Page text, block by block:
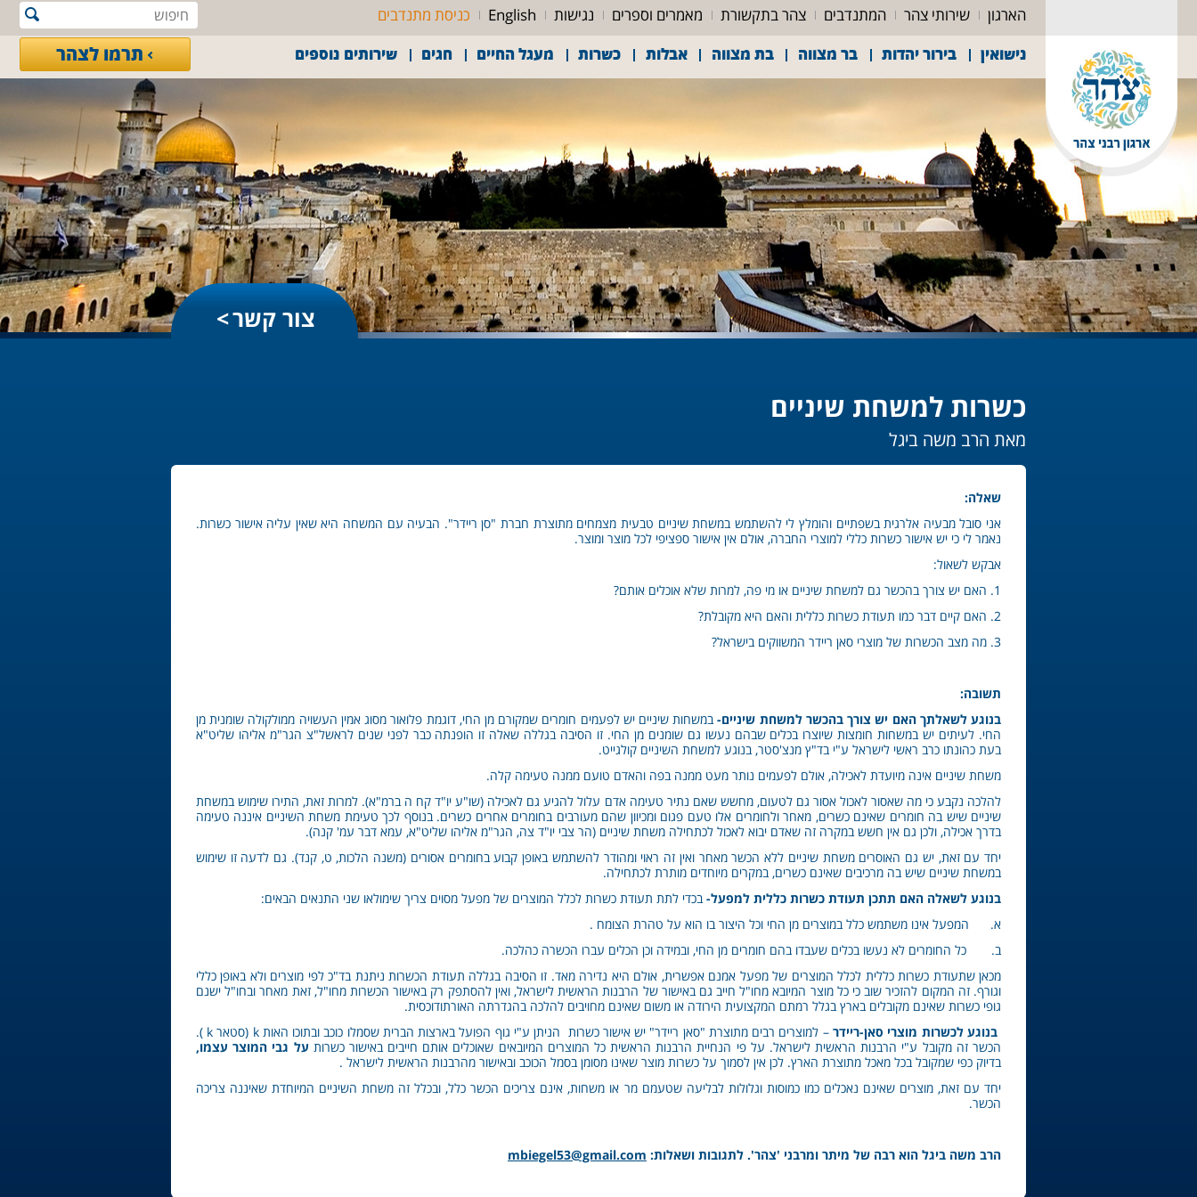
הארגון שירותי צהר המתנדבים צהר בתקשורת מאמרים וספרים נגישות English
כניסת מתנדבים
נישואין
בירור יהדות בר מצווה בת מצווה אבלות כשרות מעגל החיים חגים שירותים נוספים תרמו לצהר
צור קשר
כשרות למשחת שיניים
מאת הרב משה ביגל
שאלה:
אני סובל מבעיה אלרגית בשפתיים והומלץ לי להשתמש במשחת שיניים טבעית מצמחים מתוצרת חברת "סן ריידר". הבעיה עם המשחה היא שאין עליה אישור כשרות.
נאמר לי כי יש אישור כשרות כללי למוצרי החברה, אולם אין אישור ספציפי לכל מוצר ומוצר.
אבקש לשאול:
1. האם יש צורך בהכשר גם למשחת שיניים או מי פה, למרות שלא אוכלים אותם?
2. האם קיים דבר כמו תעודת כשרות כללית והאם היא מקובלת?
3. מה מצב הכשרות של מוצרי סאן ריידר המשווקים בישראל?
תשובה:
בנוגע לשאלתך האם יש צורך בהכשר למשחת שיניים-במשחות שיניים יש לפעמים חומרים שמקורם מן החי, דוגמת פלואור מסוג אמין העשויה ממולקולה שומנית מן
החי. לעיתים יש במשחות חומצות שיוצרו בכלים שבהם נעשו גם שומנים מן החי. זו הסיבה בגללה שאלה זו הופנתה כבר לפני שנים לראשל"צ הגר"מ אליהו שליט"א
בעת כהונתו כרב ראשי לישראל ע"י בד"ץ מנצ'סטר, בנוגע למשחת השיניים קולגייט.
משחת שיניים אינה מיועדת לאכילה, אולם לפעמים נותר מעט ממנה בפה והאדם טועם ממנה טעימה קלה.
להלכה נקבע כי מה שאסור לאכול אסור גם לטעום, מחשש שאם נתיר טעימה אדם עלול להגיע גם לאכילה (שו"ע יו"ד קח ה ברמ"א). למרות זאת, התירו שימוש במשחת
שיניים שיש בה חומרים שאינם כשרים, מאחר ולחומרים אלו טעם פגום ומכיוון שהם מעורבים בחומרים אחרים כשרים. בנוסף לכך טעימת משחת השיניים איננה טעימה
בדרך אכילה, ולכן גם אין חשש במקרה זה שאדם יבוא לאכול לכתחילה משחת שיניים (הר צבי יו"ד צה, הגר"מ אליהו שליט"א, עמא דבר עמ' קנה).
יחד עם זאת, יש גם האוסרים משחת שיניים ללא הכשר מאחר ואין זה ראוי ומהודר להשתמש באופן קבוע בחומרים אסורים (משנה הלכות, ט, קנד). גם לדעה זו שימוש
במשחת שיניים שיש בה מרכיבים שאינם כשרים, במקרים מיוחדים מותרת לכתחילה.
בנוגע לשאלה האם תתכן תעודת כשרות כללית למפעל-בכדי לתת תעודת כשרות לכלל המוצרים של מפעל מסוים צריך שימולאו שני התנאים הבאים:
א. המפעל אינו משתמש כלל במוצרים מן החי וכל היצור בו הוא על טהרת הצומח .
ב. כל החומרים לא נעשו בכלים שעבדו בהם חומרים מן החי, ובמידה וכן הכלים עברו הכשרה כהלכה.
מכאן שתעודת כשרות כללית לכלל המוצרים של מפעל אמנם אפשרית, אולם היא נדירה מאד. זו הסיבה בגללה תעודת הכשרות ניתנת בד"כ לפי מוצרים ולא באופן כללי
וגורף. זה המקום להזכיר שוב כי כל מוצר המיובא מחו"ל חייב גם באישור של הרבנות הראשית לישראל, ואין להסתפק רק באישור הכשרות מחו"ל, זאת מאחר ובחו"ל ישנם
גופי כשרות שאינם מקובלים בארץ בגלל רמתם המקצועית הירודה או משום שאינם מחויבים להלכה בהגדרתה האורתודוכסית.
בנוגע לכשרות מוצרי סאן-ריידר
– למוצרים רבים מתוצרת "סאן ריידר" יש אישור כשרות הניתן ע"י גוף הפועל בארצות הברית שסמלו כוכב ובתוכו האות k (סטאר k ).
הכשר זה מקובל ע"י הרבנות הראשית לישראל. על פי הנחיית הרבנות הראשית כל המוצרים המיובאים שאוכלים אותם חייבים באישור כשרותעל גבי המוצר עצמו,
בדיוק כפי שמקובל בכל מאכל מתוצרת הארץ. לכן אין לסמוך על כשרות מוצר שאינו מסומן בסמל הכוכב ובאישור מהרבנות הראשית לישראל .
יחד עם זאת, מוצרים שאינם נאכלים כמו כמוסות וגלולות לבליעה שטעמם מר או משחות, אינם צריכים הכשר כלל, ובכלל זה משחת השיניים המיוחדת שאיננה צריכה
הכשר.
הרב משה ביגל הוא רבה של מיתר ומרבני 'צהר'. לתגובות ושאלות: mbiegel53@gmail.com